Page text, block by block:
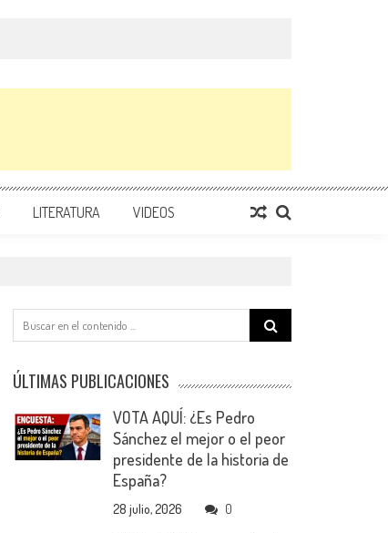
LITERATURA VIDEOS
Search
for:
ÚLTIMAS PUBLICACIONES
VOTA AQUÍ: ¿Es Pedro
Sánchez el mejor o el peor
presidente de la historia de
España?
28 julio, 2026 0